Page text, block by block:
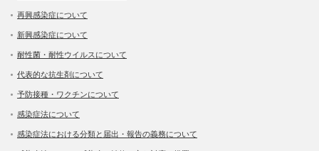
再興感染症について
新興感染症について
耐性菌・耐性ウイルスについて
代表的な抗生剤について
予防接種・ワクチンについて
感染症法について
感染症法における分類と届出・報告の義務について